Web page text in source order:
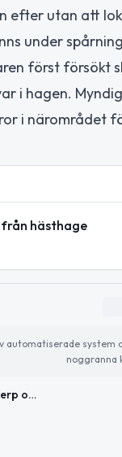
efter utan att
under
först försökt
i hagen.
i närområdet
från hästhage
automatiserade
noggranna
Varg skottskadades i Tierp och försvann från hästhage